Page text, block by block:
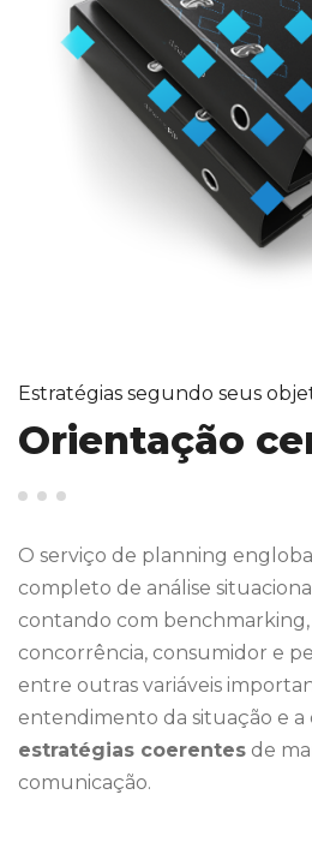
Estratégias segundo seus
Orientação
O serviço de planning
completo de análise
contando com benchmarking,
concorrência, consumidor e
entre outras variáveis
entendimento da situação e a
estratégias coerentes de
comunicação.